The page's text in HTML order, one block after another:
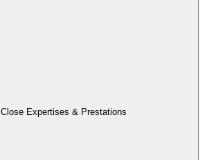
Close Expertises & Prestations